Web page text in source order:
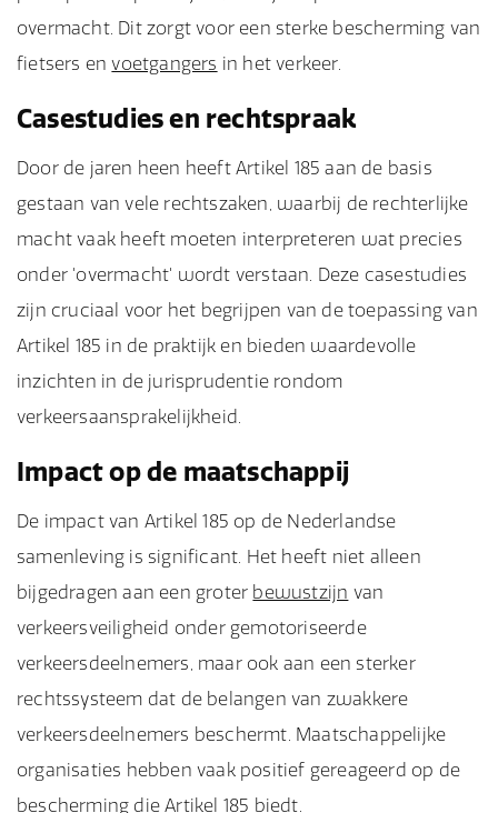
overmacht. Dit zorgt voor een sterke bescherming van
fietsers envoetgangers in het verkeer.
Casestudies en rechtspraak
Door de jaren heen heeft Artikel 185 aan de basis
gestaan van vele rechtszaken, waarbij de rechterlijke
macht vaak heeft moeten interpreteren wat precies
onder 'overmacht' wordt verstaan. Deze casestudies
zijn cruciaal voor het begrijpen van de toepassing van
Artikel 185 in de praktijk en bieden waardevolle
inzichten in de jurisprudentie rondom
verkeersaansprakelijkheid.
Impact op de maatschappij
De impact van Artikel 185 op de Nederlandse
samenleving is significant. Het heeft niet alleen
bijgedragen aan een groter bewustzijn van
verkeersveiligheid onder gemotoriseerde
verkeersdeelnemers, maar ook aan een sterker
rechtssysteem dat de belangen van zwakkere
verkeersdeelnemers beschermt. Maatschappelijke
organisaties hebben vaak positief gereageerd op de
bescherming die Artikel 185 biedt.